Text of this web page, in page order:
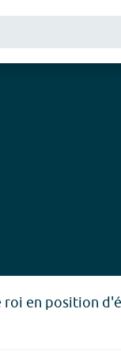
roi en position